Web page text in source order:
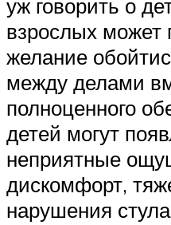
уж говорить о
взрослых может
желание
между делами
полноценного
детей могут
неприятные
дискомфорт,
нарушения